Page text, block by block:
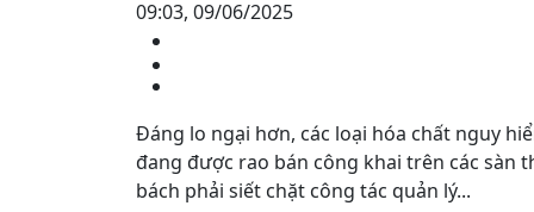
09:03, 09/06/2025
Đáng lo ngại hơn, các loại hóa chất nguy
đang được rao bán công khai trên các sàn
bách phải siết chặt công tác quản lý...